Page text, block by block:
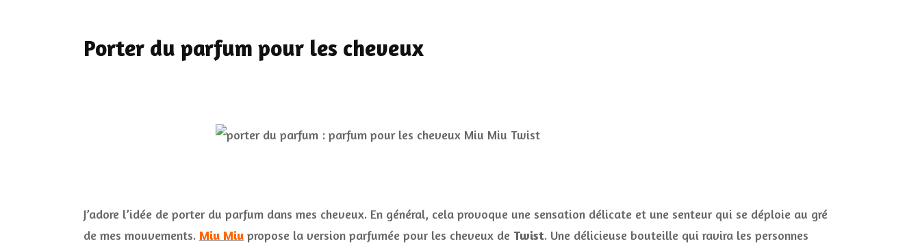
Porter du parfum pour les cheveux
J’adore l’idée de porter du parfum dans mes cheveux. En général, cela provoque une sensation délicate et une senteur qui se déploie au gré
de mes mouvements. Miu Miu propose la version parfumée pour les cheveux de Twist. Une délicieuse bouteille qui ravira les personnes